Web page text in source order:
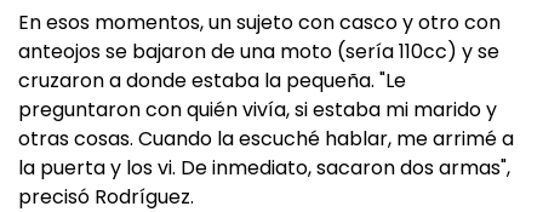
En esos momentos, un sujeto con casco y otro con
anteojos se bajaron de una moto (sería 110cc) y se
cruzaron a donde estaba la pequeña. "Le
preguntaron con quién vivía, si estaba mi marido y
otras cosas. Cuando la escuché hablar, me arrimé a
la puerta y los vi. De inmediato, sacaron dos armas",
precisó Rodríguez.